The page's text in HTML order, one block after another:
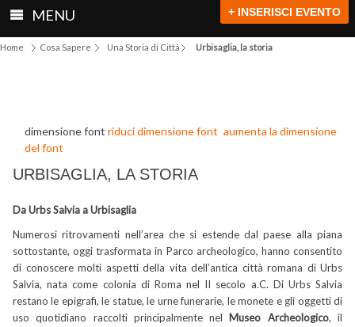
MENU + INSERISCI EVENTO
Home Cosa Sapere Una Storia di Città Urbisaglia, la storia
dimensione font riduci dimensione font aumenta la dimensione
del font
URBISAGLIA, LA STORIA
Da Urbs Salvia a Urbisaglia
Numerosi ritrovamenti nell’area che si estende dal paese alla piana
sottostante, oggi trasformata in Parco archeologico, hanno consentito
di conoscere molti aspetti della vita dell’antica città romana di Urbs
Salvia, nata come colonia di Roma nel II secolo a.C. Di Urbs Salvia
restano le epigrafi, le statue, le urne funerarie, le monete e gli oggetti di
uso quotidiano raccolti principalmente nel Museo Archeologico, il